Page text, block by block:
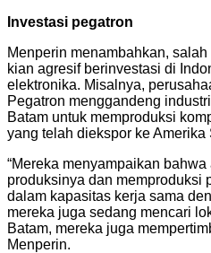
Investasi pegatron
Menperin menambahkan,
kian agresif berinvestasi di
elektronika. Misalnya,
Pegatron menggandeng
Batam untuk memproduksi
yang telah diekspor ke Amerika
“Mereka menyampaikan
produksinya dan memproduksi
dalam kapasitas kerja sama
mereka juga sedang mencari
Batam, mereka juga
Menperin.